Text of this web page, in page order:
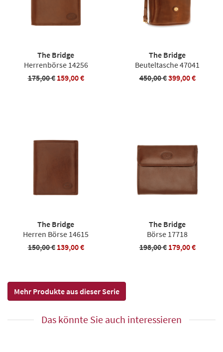
The Bridge
Herrenbörse 14256
175,00 € 159,00 €
The Bridge
Beuteltasche 47041
450,00 €399,00 €
The Bridge
Herren Börse 14615
150,00 € 139,00 €
The Bridge
Börse 17718
198,00 € 179,00 €
Mehr Produkte aus dieser Serie
Das könnte Sie auch interessieren